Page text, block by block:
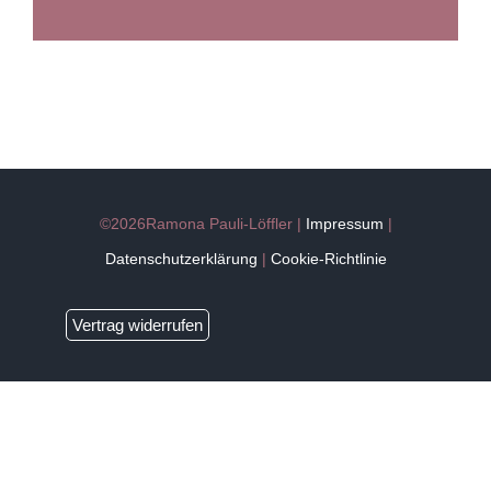
©2026Ramona Pauli-Löffler | Impressum |
Datenschutzerklärung | Cookie-Richtlinie
Vertrag widerrufen